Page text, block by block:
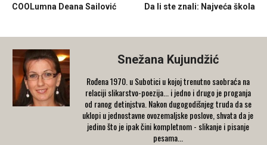
COOLumna Deana Sailović Da li ste znali: Najveća škola
Snežana Kujundžić
Rođena 1970. u Subotici u kojoj trenutno saobraća na
relaciji slikarstvo-poezija... i jedno i drugo je proganja
od ranog detinjstva. Nakon dugogodišnjeg truda da se
uklopi u jednostavne ovozemaljske poslove, shvata da je
jedino što je ipak čini kompletnom - slikanje i pisanje
pesama...